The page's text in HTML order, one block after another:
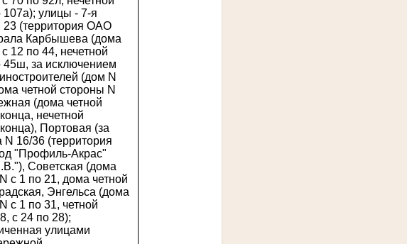
улицы - 7-я
23 (территория ОАО
Карбышева (дома
12 по 44, нечетной
за исключением
(дом N
четной стороны N
(дома четной
нечетной
Портовая (за
16/36 (территория
"Профиль-Акрас"
Советская (дома
с 1 по 21, дома четной
Энгельса (дома
с 1 по 31, четной
с 24 по 28);
улицами